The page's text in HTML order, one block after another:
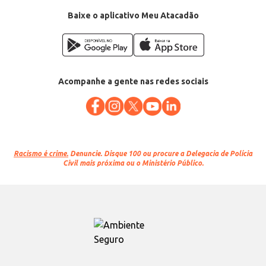
Baixe o aplicativo Meu Atacadão
Acompanhe a gente nas redes sociais
Racismo é crime. Denuncie. Disque 100 ou procure a Delegacia de Polícia
Civil mais próxima ou o Ministério Público.